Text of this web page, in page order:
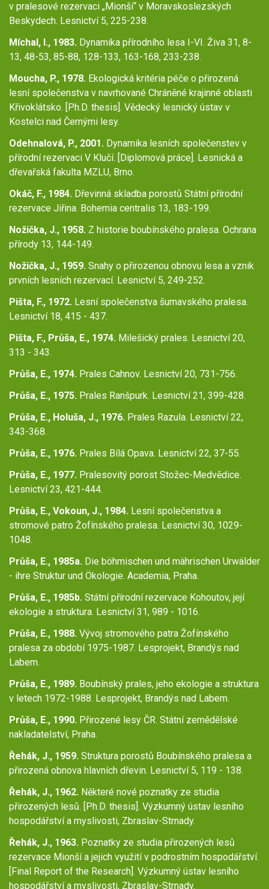
v pralesové rezervaci „Mionší“ v Moravskoslezských
Beskydech. Lesnictví 5, 225-238.
Míchal, I., 1983. Dynamika přírodního lesa I-VI. Živa 31, 8-
13, 48-53, 85-88, 128-133, 163-168, 233-238.
Moucha, P., 1978. Ekologická kritéria péče o přirozená
lesní společenstva v navrhované Chráněné krajinné oblasti
Křivoklátsko. [Ph.D. thesis]. Vědecký lesnický ústav v
Kostelci nad Černými lesy.
Odehnalová, P., 2001. Dynamika lesních společenstev v
přírodní rezervaci V Klučí. [Diplomová práce]. Lesnická a
dřevařská fakulta MZLU, Brno.
Okáč, F., 1984. Dřevinná skladba porostů Státní přírodní
rezervace Jiřina. Bohemia centralis 13, 183-199.
Nožička, J., 1958. Z historie boubínského pralesa. Ochrana
přírody 13, 144-149.
Nožička, J., 1959. Snahy o přirozenou obnovu lesa a vznik
prvních lesních rezervací. Lesnictví 5, 249-252.
Pišta, F., 1972. Lesní společenstva šumavského pralesa.
Lesnictví 18, 415 - 437.
Pišta, F., Průša, E., 1974. Milešický prales. Lesnictví 20,
313 - 343.
Průša, E., 1974. Prales Cahnov. Lesnictví 20, 731-756.
Průša, E., 1975. Prales Ranšpurk. Lesnictví 21, 399-428.
Průša, E., Holuša, J., 1976. Prales Razula. Lesnictví 22,
343-368.
Průša, E., 1976. Prales Bílá Opava. Lesnictví 22, 37-55.
Průša, E., 1977. Pralesovitý porost Stožec-Medvědice.
Lesnictví 23, 421-444.
Průša, E., Vokoun, J., 1984. Lesní společenstva a
stromové patro Žofínského pralesa. Lesnictví 30, 1029-
1048.
Průša, E., 1985a. Die böhmischen und mährischen Urwälder
- ihre Struktur und Ökologie. Academia, Praha.
Průša, E., 1985b. Státní přírodní rezervace Kohoutov, její
ekologie a struktura. Lesnictví 31, 989 - 1016.
Průša, E., 1988. Vývoj stromového patra Žofínského
pralesa za období 1975-1987. Lesprojekt, Brandýs nad
Labem.
Průša, E., 1989. Boubínský prales, jeho ekologie a struktura
v letech 1972-1988. Lesprojekt, Brandýs nad Labem.
Průša, E., 1990. Přirozené lesy ČR. Státní zemědělské
nakladatelství, Praha.
Řehák, J., 1959. Struktura porostů Boubínského pralesa a
přirozená obnova hlavních dřevin. Lesnictví 5, 119 - 138.
Řehák, J., 1962. Některé nové poznatky ze studia
přirozených lesů. [Ph.D. thesis]. Výzkumný ústav lesního
hospodářství a myslivosti, Zbraslav-Strnady.
Řehák, J., 1963. Poznatky ze studia přirozených lesů
rezervace Mionší a jejich využití v podrostním hospodářství.
[Final Report of the Research]. Výzkumný ústav lesního
hospodářství a myslivosti, Zbraslav-Strnady.